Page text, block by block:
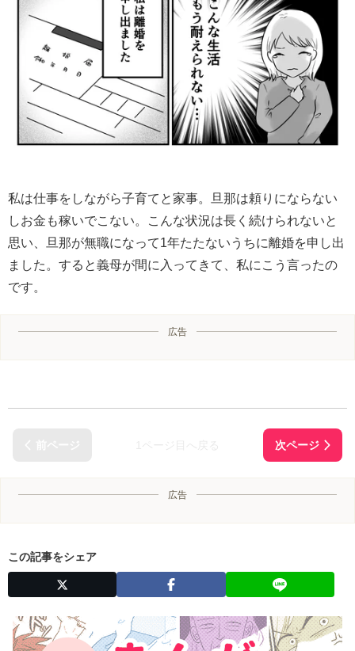
私は仕事をしながら子育てと家事。旦那は頼りにならない
しお金も稼いでこない。こんな状況は長く続けられないと
思い、旦那が無職になって1年たたないうちに離婚を申し出
ました。すると義母が間に入ってきて、私にこう言ったの
です。
広告
広告
この記事をシェア